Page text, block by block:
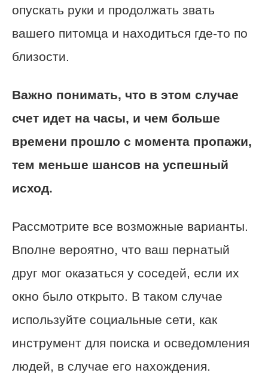
опускать руки и продолжать звать
вашего питомца и находиться где-то по
близости.
Важно понимать, что в этом случае
счет идет на часы, и чем больше
времени прошло с момента пропажи,
тем меньше шансов на успешный
исход.
Рассмотрите все возможные варианты.
Вполне вероятно, что ваш пернатый
друг мог оказаться у соседей, если их
окно было открыто. В таком случае
используйте социальные сети, как
инструмент для поиска и осведомления
людей, в случае его нахождения.